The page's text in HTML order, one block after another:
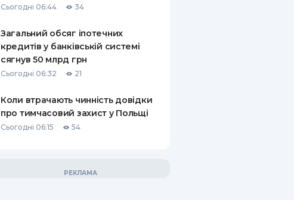
Сьогодні 06:44 34
Загальний обсяг іпотечних
кредитів у банківській системі
сягнув 50 млрд грн
Сьогодні 06:32 21
Коли втрачають чинність довідки
про тимчасовий захист у Польщі
Сьогодні 06:15 54